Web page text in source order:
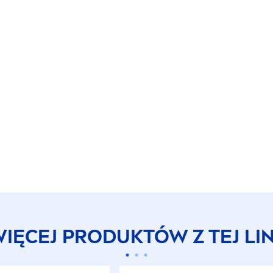
PRODUKTÓW Z TEJ